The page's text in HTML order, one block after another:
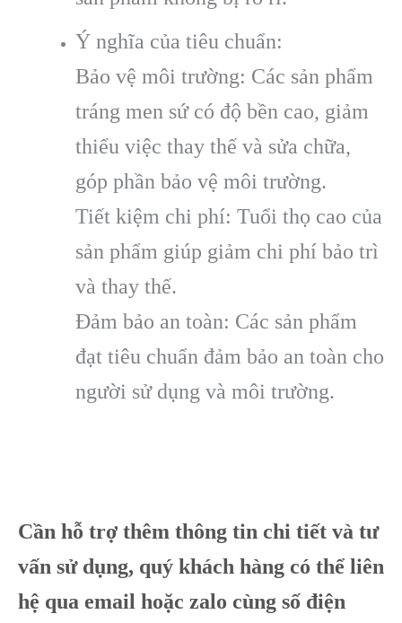
Ý nghĩa của tiêu chuẩn:
Bảo vệ môi trường: Các sản phẩm
tráng men sứ có độ bền cao, giảm
thiểu việc thay thế và sửa chữa,
góp phần bảo vệ môi trường.
Tiết kiệm chi phí: Tuổi thọ cao của
sản phẩm giúp giảm chi phí bảo trì
và thay thế.
Đảm bảo an toàn: Các sản phẩm
đạt tiêu chuẩn đảm bảo an toàn cho
người sử dụng và môi trường.
Cần hỗ trợ thêm thông tin chi tiết và tư
vấn sử dụng, quý khách hàng có thể liên
hệ qua email hoặc zalo cùng số điện